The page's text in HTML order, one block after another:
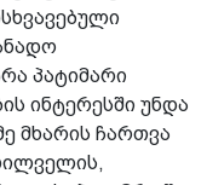
პატიმარი
ინტერესში უნდა
მხარის ჩართვა